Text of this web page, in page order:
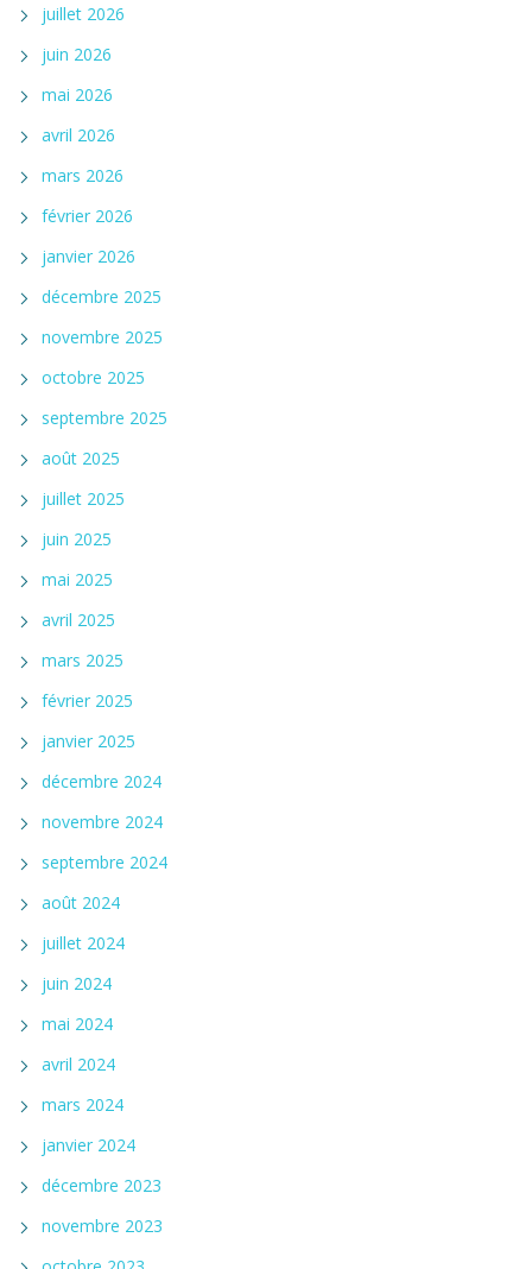
juillet 2026
juin 2026
mai 2026
avril 2026
mars 2026
février 2026
janvier 2026
décembre 2025
novembre 2025
octobre 2025
septembre 2025
août 2025
juillet 2025
juin 2025
mai 2025
avril 2025
mars 2025
février 2025
janvier 2025
décembre 2024
novembre 2024
septembre 2024
août 2024
juillet 2024
juin 2024
mai 2024
avril 2024
mars 2024
janvier 2024
décembre 2023
novembre 2023